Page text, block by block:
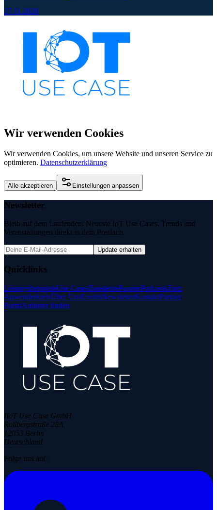
27.11.2020
Wir verwenden Cookies
Wir verwenden Cookies, um unsere Website und unseren Service zu
optimieren. Datenschutzerklärung
Alle akzeptieren Einstellungen anpassen
Newsletter
Bleib auf dem Laufenden: Neueste IoT Use Cases, Trends und
Veranstaltungen direkt in dein Postfach.
Update erhalten
Quicklinks
LösungsbeispieleUse CasesBausteinePartnerPodcastsZum
AnwenderkreisÜber UnsEventsNewsletterKontaktPartner
PortalAnbieter finden
IIoT Use Case GmbH
Rollbergstraße 28A
12053 Berlin
Deutschland
Folge uns auf: